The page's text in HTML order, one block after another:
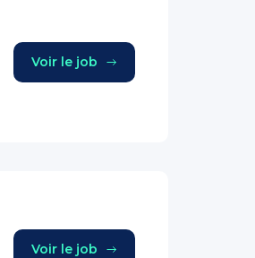
Voir le job
Voir le job